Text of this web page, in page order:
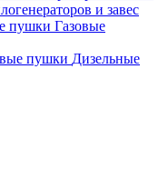
и завес
Газовые
Дизельные